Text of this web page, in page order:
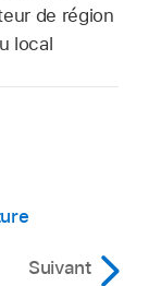
de région
local
Suivant